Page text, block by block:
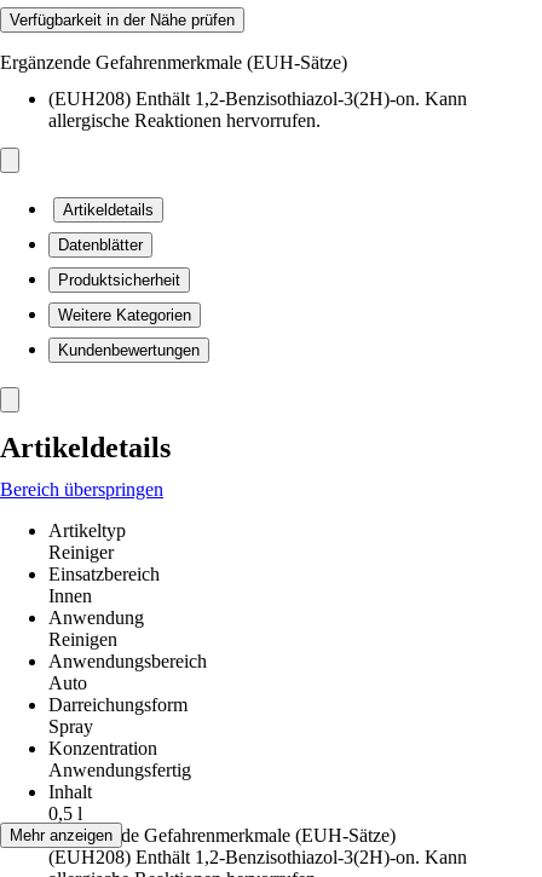
Verfügbarkeit in der Nähe prüfen
Ergänzende Gefahrenmerkmale (EUH-Sätze)
(EUH208) Enthält 1,2-Benzisothiazol-3(2H)-on. Kann
allergische Reaktionen hervorrufen.
Artikeldetails
Datenblätter
Produktsicherheit
Weitere Kategorien
Kundenbewertungen
Artikeldetails
Bereich überspringen
Artikeltyp
Reiniger
Einsatzbereich
Innen
Anwendung
Reinigen
Anwendungsbereich
Auto
Darreichungsform
Spray
Konzentration
Anwendungsfertig
Inhalt
0,5 l
Ergänzende Gefahrenmerkmale (EUH-Sätze)
(EUH208) Enthält 1,2-Benzisothiazol-3(2H)-on. Kann
Mehr anzeigen